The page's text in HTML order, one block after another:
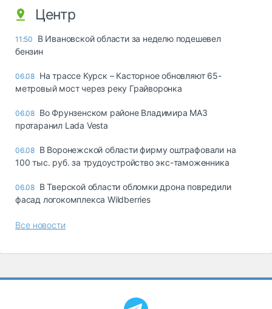
Центр
11:50
В Ивановской области за неделю подешевел
бензин
06.08 На трассе Курск – Касторное обновляют 65-
метровый мост через реку Грайворонка
06.08 Во Фрунзенском районе Владимира МАЗ
протаранил Lada Vesta
06.08 В Воронежской области фирму оштрафовали на
100 тыс. руб. за трудоустройство экс-таможенника
06.08 В Тверской области обломки дрона повредили
фасад логокомплекса Wildberries
Все новости